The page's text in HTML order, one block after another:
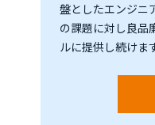
盤としたエンジニ
の課題に対し良品
ルに提供し続けま